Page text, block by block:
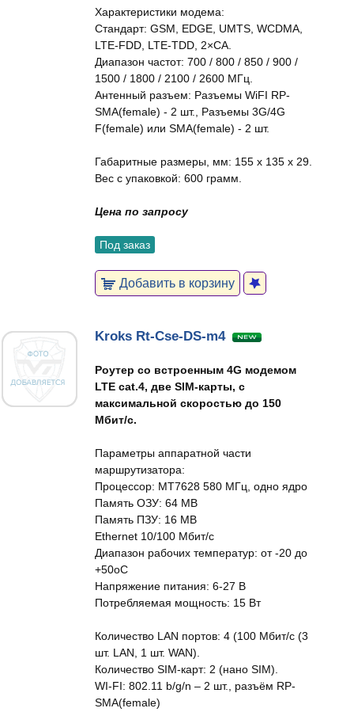
Характеристики модема:
Стандарт: GSM, EDGE, UMTS, WCDMA,
LTE-FDD, LTE-TDD, 2×CA.
Диапазон частот: 700 / 800 / 850 / 900 /
1500 / 1800 / 2100 / 2600 МГц.
Антенный разъем: Разъемы WiFI RP-
SMA(female) - 2 шт., Разъемы 3G/4G
F(female) или SMA(female) - 2 шт.
Габаритные размеры, мм: 155 x 135 x 29.
Вес с упаковкой: 600 грамм.
Цена по запросу
Под заказ
Добавить в корзину
Kroks Rt-Cse-DS-m4
Роутер со встроенным 4G модемом
LTE cat.4, две SIM-карты, с
максимальной скоростью до 150
Мбит/c.
Параметры аппаратной части
маршрутизатора:
Процессор: MT7628 580 МГц, одно ядро
Память ОЗУ: 64 MB
Память ПЗУ: 16 MB
Ethernet 10/100 Мбит/c
Диапазон рабочих температур: от -20 до
+50оС
Напряжение питания: 6-27 В
Потребляемая мощность: 15 Вт
Количество LAN портов: 4 (100 Мбит/с (3
шт. LAN, 1 шт. WAN).
Количество SIM-карт: 2 (нано SIM).
WI-FI: 802.11 b/g/n – 2 шт., разъём RP-
SMA(female)